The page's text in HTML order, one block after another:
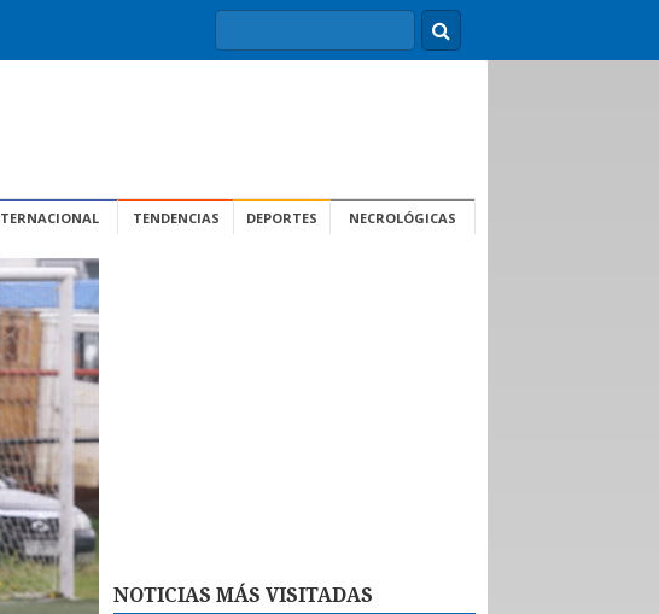
TENDENCIAS DEPORTES NECROLÓGICAS
NOTICIAS MÁS VISITADAS